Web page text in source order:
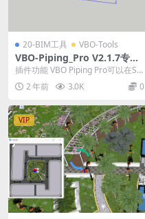
20-BIM工具 VBO-Tools
VBO-Piping_Pro V2.1.7专业
中文版 for SketchUp2025
插件功能 VBO Piping Pro可以在Sk
etchup中批量或者单独生成管...
2 年前 3.0K 0
VIP